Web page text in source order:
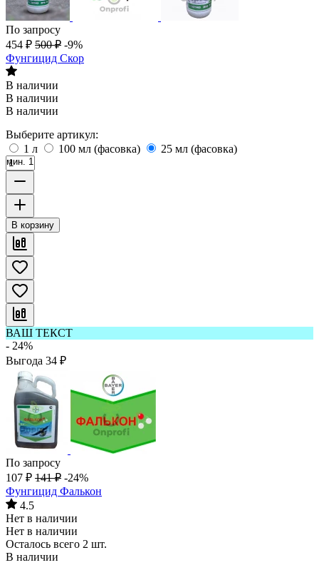
По запросу
454 ₽ 500 ₽ -9%
Фунгицид Скор
В наличии
В наличии
В наличии
Выберите артикул:
1 л
100 мл (фасовка) 25 мл (фасовка)
мин. 1
В корзину
ВАШ ТЕКСТ
- 24%
Выгода 34 ₽
По запросу
107 ₽ 141 ₽ -24%
Фунгицид Фалькон
4.5
Нет в наличии
Нет в наличии
Осталось всего 2 шт.
В наличии